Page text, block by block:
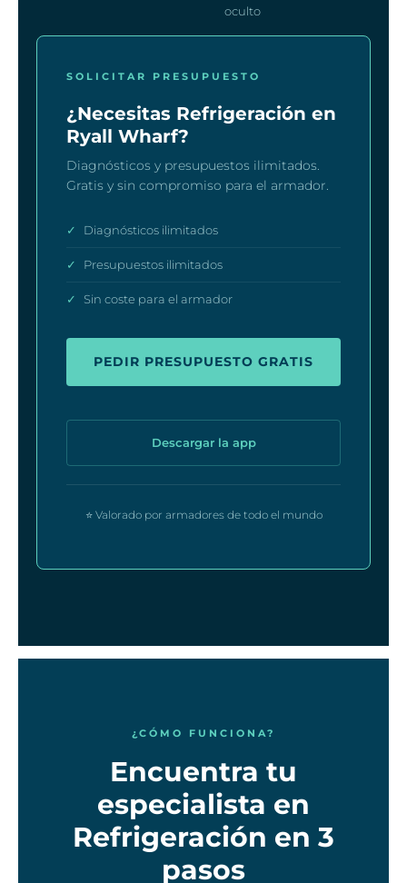
oculto
SOLICITAR PRESUPUESTO
¿Necesitas Refrigeración en
Ryall Wharf?
Diagnósticos y presupuestos ilimitados.
Gratis y sin compromiso para el armador.
✓ Diagnósticos ilimitados
✓ Presupuestos ilimitados
✓ Sin coste para el armador
PEDIR PRESUPUESTO GRATIS
Descargar la app
⭐ Valorado por armadores de todo el mundo
¿CÓMO FUNCIONA?
Encuentra tu
especialista en
Refrigeración en 3
pasos